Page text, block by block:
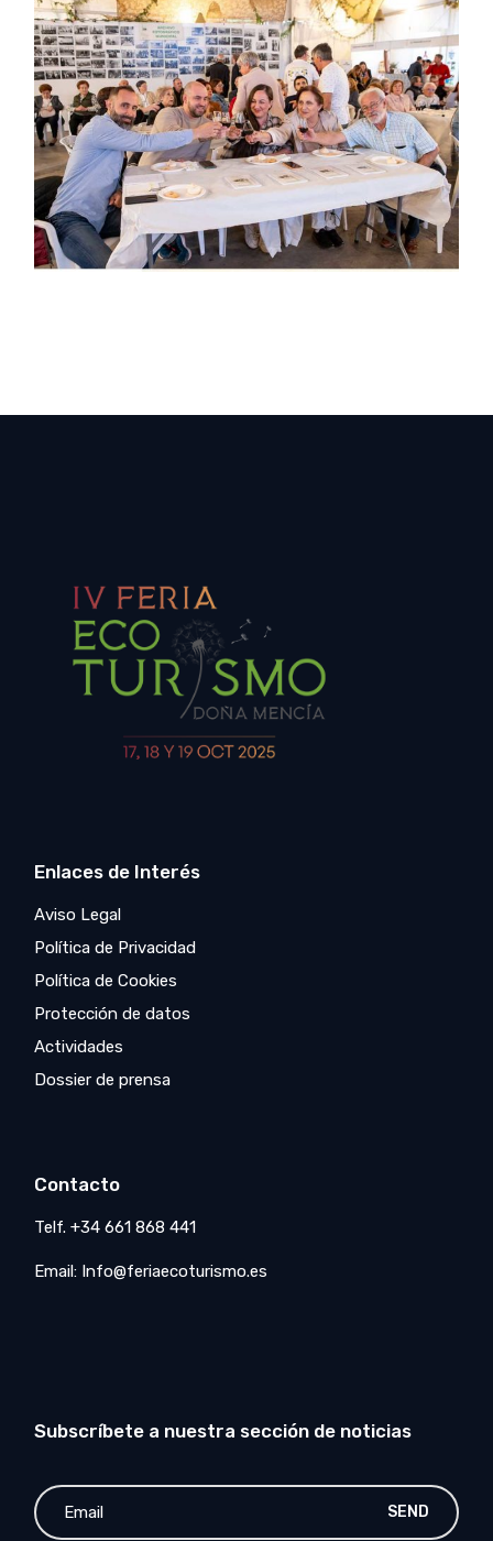
Enlaces de Interés
Aviso Legal
Política de Privacidad
Política de Cookies
Protección de datos
Actividades
Dossier de prensa
Contacto
Telf. +34 661 868 441
Email: Info@feriaecoturismo.es
Subscríbete a nuestra sección de noticias
SEND